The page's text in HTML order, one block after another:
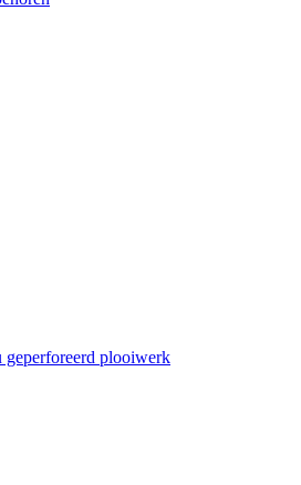
geperforeerd plooiwerk